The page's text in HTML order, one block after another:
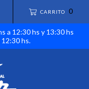
CARRITO 0
a 12:30 hs y 13:30 hs
12:30 hs.